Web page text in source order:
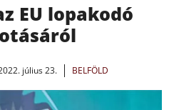
EU lopakodó
július 23. BELFÖLD